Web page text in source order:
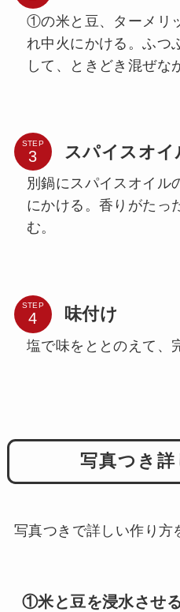
①の米と豆、ターメリ
れ中火にかける。ふつ
して、ときどき混ぜな
STEP スパイスオイ
別鍋にスパイスオイル
にかける。香りがたっ
む。
STEP 味付け
塩で味をととのえて、
写真つき
写真つきで詳しい作り方
①米と豆を浸水させる